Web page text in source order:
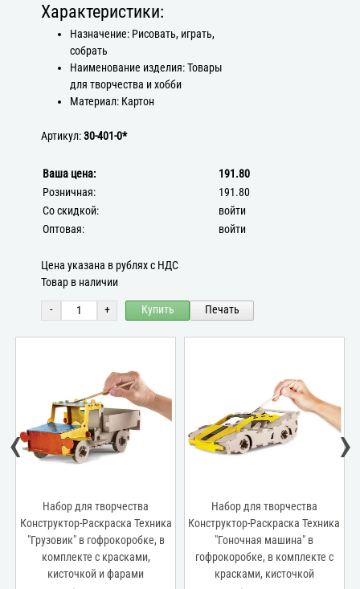
Характеристики:
Назначение: Рисовать, играть,
собрать
Наименование изделия: Товары
для творчества и хобби
Материал: Картон
Артикул:30-401-0*
Ваша цена:
191.80
Розничная:
191.80
Со скидкой:
войти
Оптовая:
войти
Цена указана в рублях с НДС
Товар в наличии
- + Купить Печать
Набор для творчества
Конструктор-Раскраска Техника
"Грузовик" в гофрокоробке, в
комплекте с красками,
кисточкой и фарами
Набор для творчества
Конструктор-Раскраска Техника
"Гоночная машина" в
гофрокоробке, в комплекте с
красками, кисточкой
‹ ›